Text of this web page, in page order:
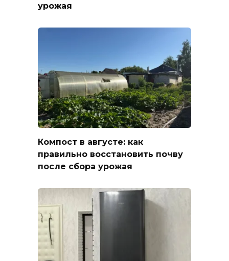
урожая
Компост в августе: как
правильно восстановить почву
после сбора урожая